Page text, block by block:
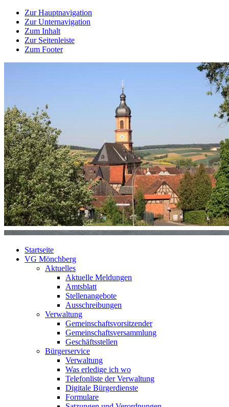
Zur Hauptnavigation
Zur Unternavigation
Zum Inhalt
Zur Seitenleiste
Zum Footer
Startseite
VG Mönchberg
Aktuelles
Aktuelle Meldungen
Amtsblatt
Stellenangebote
Ausschreibungen
Verwaltung
Gemeinschaftsvorsitzender
Gemeinschaftsversammlung
Geschäftsstellen
Bürgerservice
Verwaltung
Was erledige ich wo
Telefonliste der Verwaltung
Digitale Bürgerdienste
Formulare